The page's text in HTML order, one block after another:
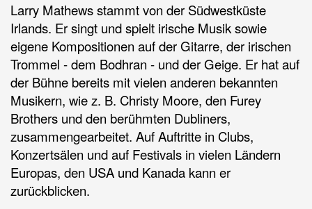
Larry Mathews stammt von der Südwestküste
Irlands. Er singt und spielt irische Musik sowie
eigene Kompositionen auf der Gitarre, der irischen
Trommel - dem Bodhran - und der Geige. Er hat auf
der Bühne bereits mit vielen anderen bekannten
Musikern, wie z. B. Christy Moore, den Furey
Brothers und den berühmten Dubliners,
zusammengearbeitet. Auf Auftritte in Clubs,
Konzertsälen und auf Festivals in vielen Ländern
Europas, den USA und Kanada kann er
zurückblicken.